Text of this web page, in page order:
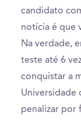
candidato
notícia é que
Na verdade,
teste até 6
conquistar a
Universidade
penalizar por